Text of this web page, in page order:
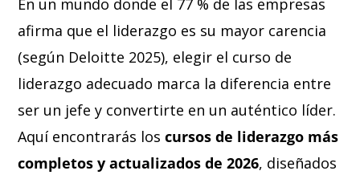
En un mundo donde el 77 % de las empresas
afirma que el liderazgo es su mayor carencia
(según Deloitte 2025), elegir el curso de
liderazgo adecuado marca la diferencia entre
ser un jefe y convertirte en un auténtico líder.
Aquí encontrarás los cursos de liderazgo más
completos y actualizados de 2026, diseñados